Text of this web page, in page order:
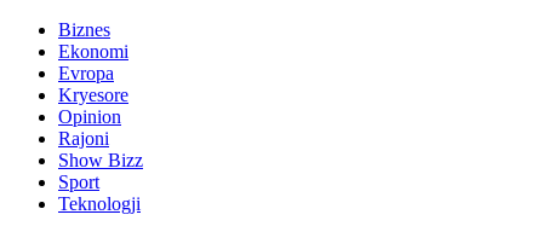
Biznes
Ekonomi
Evropa
Kryesore
Opinion
Rajoni
Show Bizz
Sport
Teknologji